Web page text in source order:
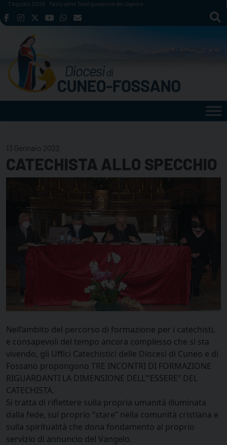
Skip
to
7 Agosto 2026 Festa della Trasfigurazione del Signore
13 Gennaio 2022
CATECHISTA ALLO SPECCHIO
Nell’ambito del percorso di formazione per i catechisti,
e consapevoli del tempo ancora complesso che si sta
vivendo, gli Uffici Catechistici delle Diocesi di Cuneo e di
Fossano propongono TRE INCONTRI DI FORMAZIONE
RIGUARDANTI LA DIMENSIONE DELL'”ESSERE” DEL
CATECHISTA.
Si tratta di riflettere sulla propria umanità illuminata
dalla fede, sul proprio “stare” nella comunità cristiana e
sulla spiritualità che dona fondamento al proprio
servizio di annuncio del Vangelo.